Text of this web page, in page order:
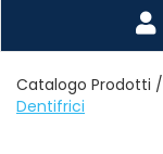
Catalogo Prodotti /
Dentifrici